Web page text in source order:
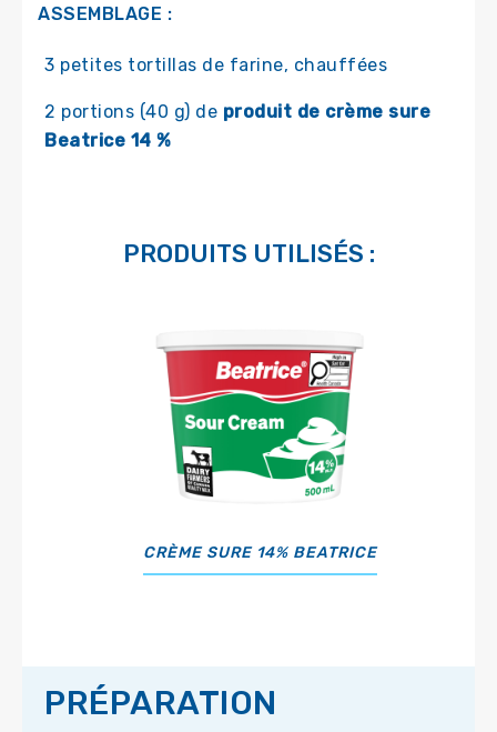
ASSEMBLAGE :
3 petites tortillas de farine, chauffées
2 portions (40 g) de produit de crème sure
Beatrice 14 %
PRODUITS UTILISÉS :
CRÈME SURE 14% BEATRICE
PRÉPARATION